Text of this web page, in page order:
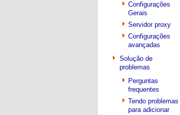
Configurações
Gerais
Servidor proxy
Configurações
avançadas
Solução de
problemas
Perguntas
frequentes
Tendo problemas
para adicionar